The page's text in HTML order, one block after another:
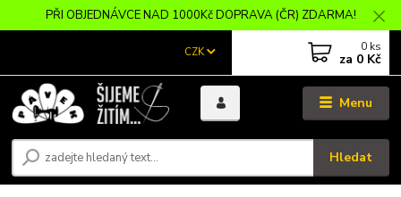
PŘI OBJEDNÁVCE NAD 1000Kč DOPRAVA (ČR) ZDARMA!
Menu
CZK
Hledat
0 ks
za 0 Kč